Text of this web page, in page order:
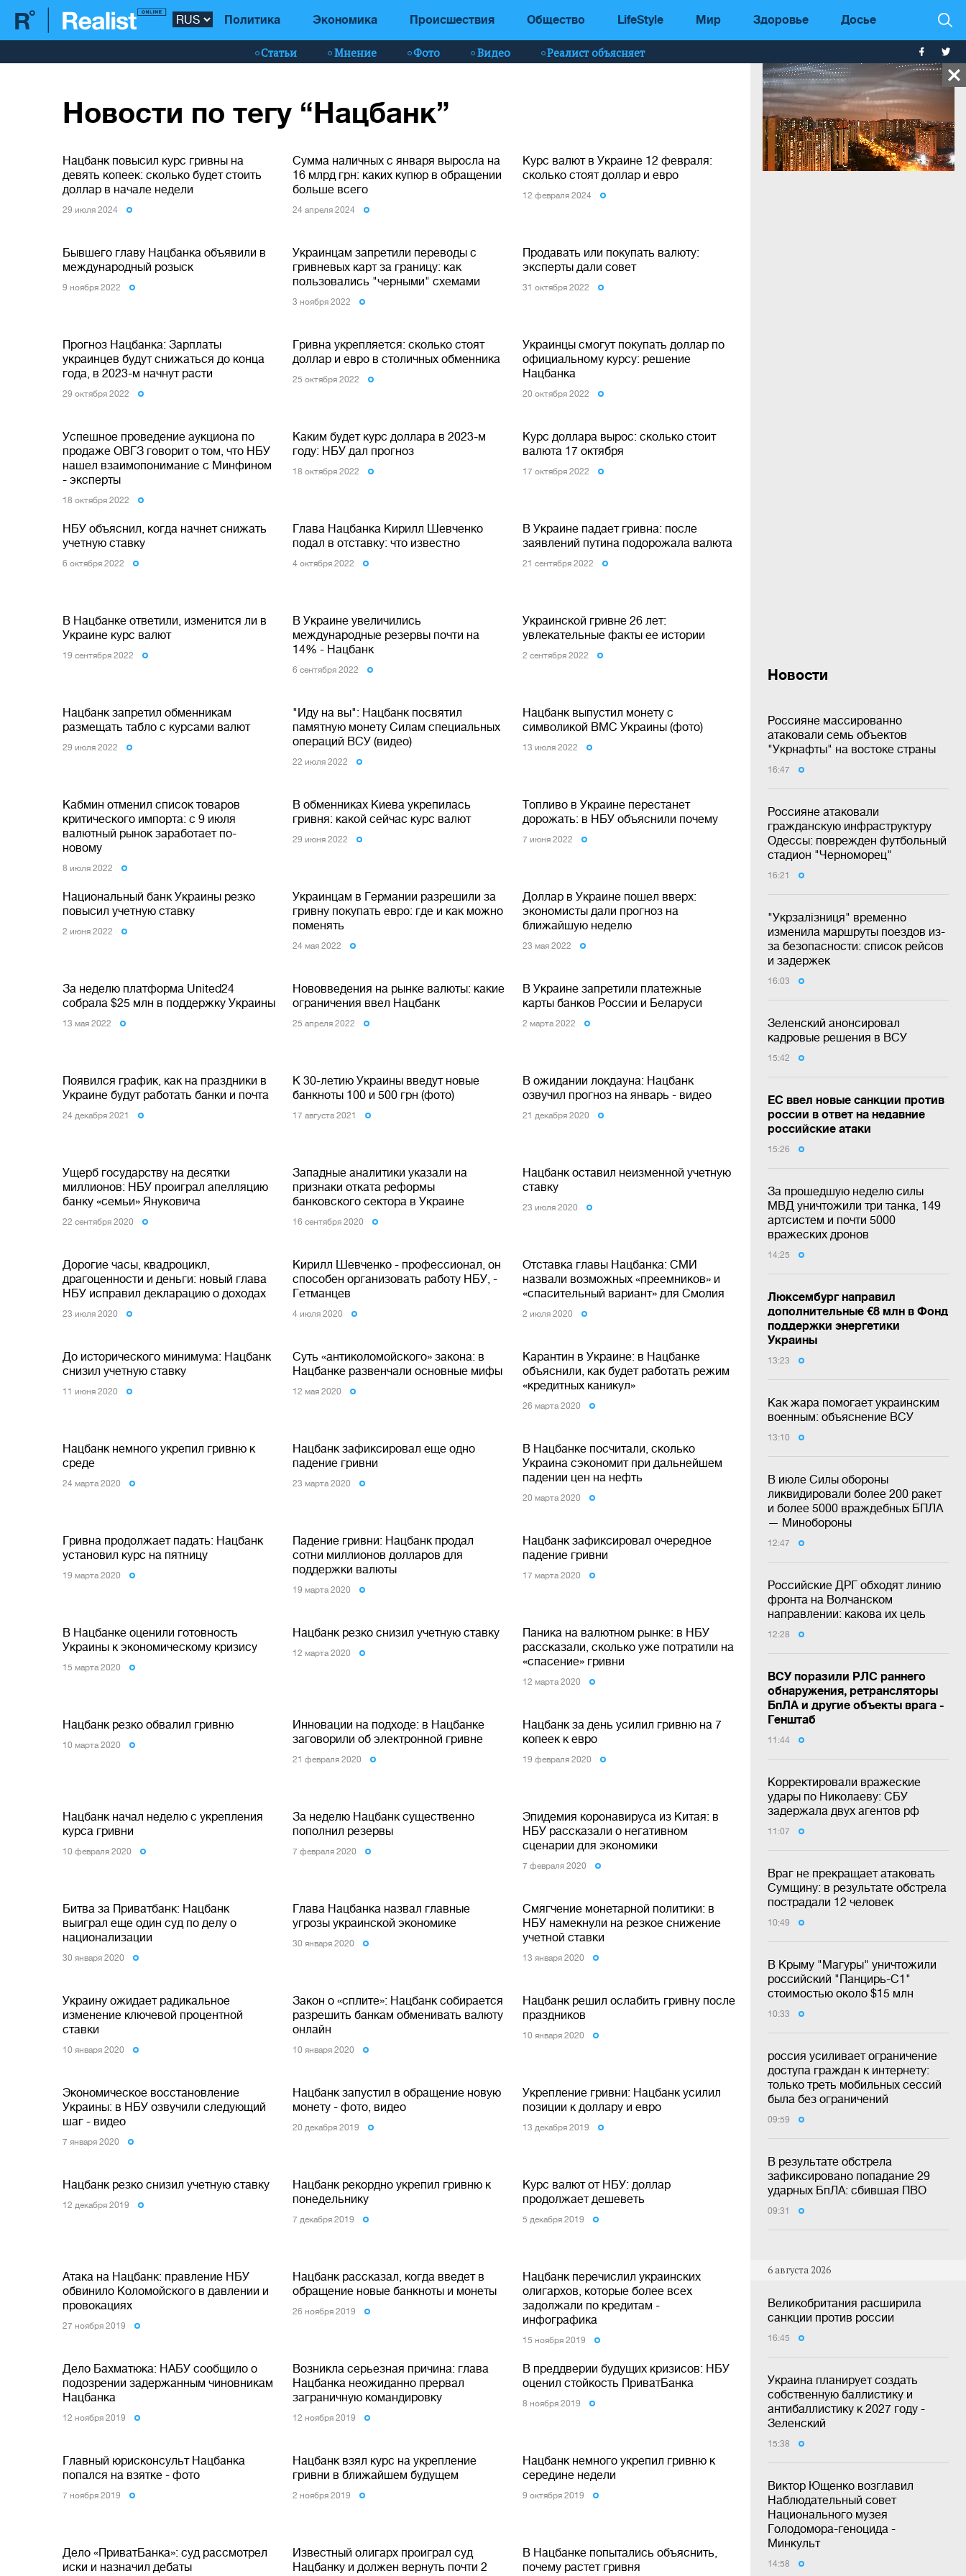
Политика Экономика Происшествия Общество LifeStyle Мир Здоровье Досье
Статьи Мнение Фото Видео Реалист объясняет
Новости
Россияне массированно
атаковали семь объектов
"Укрнафты" на востоке страны
16:47
Россияне атаковали
гражданскую инфраструктуру
Одессы: поврежден футбольный
стадион "Черноморец"
16:21
"Укрзалізниця" временно
изменила маршруты поездов из-
за безопасности: список рейсов
и задержек
16:03
Зеленский анонсировал
кадровые решения в ВСУ
15:42
ЕС ввел новые санкции против
россии в ответ на недавние
российские атаки
15:26
За прошедшую неделю силы
МВД уничтожили три танка, 149
артсистем и почти 5000
вражеских дронов
14:25
Люксембург направил
дополнительные €8 млн в Фонд
поддержки энергетики
Украины
13:23
Как жара помогает украинским
военным: объяснение ВСУ
13:10
В июле Силы обороны
ликвидировали более 200 ракет
и более 5000 враждебных БПЛА
— Минобороны
12:47
Российские ДРГ обходят линию
фронта на Волчанском
направлении: какова их цель
12:28
ВСУ поразили РЛС раннего
обнаружения, ретрансляторы
БпЛА и другие объекты врага -
Генштаб
11:44
Корректировали вражеские
удары по Николаеву: СБУ
задержала двух агентов рф
11:07
Враг не прекращает атаковать
Сумщину: в результате обстрела
пострадали 12 человек
10:49
В Крыму "Магуры" уничтожили
российский "Панцирь-С1"
стоимостью около $15 млн
10:33
россия усиливает ограничение
доступа граждан к интернету:
только треть мобильных сессий
была без ограничений
09:59
В результате обстрела
зафиксировано попадание 29
ударных БпЛА: сбившая ПВО
09:31
6 августа 2026
Великобритания расширила
санкции против россии
16:45
Украина планирует создать
собственную баллистику и
антибаллистику к 2027 году -
Зеленский
15:38
Виктор Ющенко возглавил
Наблюдательный совет
Национального музея
Голодомора-геноцида -
Минкульт
14:58
Новости по тегу “Нацбанк”
Нацбанк повысил курс гривны на
девять копеек: сколько будет стоить
доллар в начале недели
29 июля 2024
Сумма наличных с января выросла на
16 млрд грн: каких купюр в обращении
больше всего
24 апреля 2024
Курс валют в Украине 12 февраля:
сколько стоят доллар и евро
12 февраля 2024
Бывшего главу Нацбанка объявили в
международный розыск
9 ноября 2022
Украинцам запретили переводы с
гривневых карт за границу: как
пользовались "черными" схемами
3 ноября 2022
Продавать или покупать валюту:
эксперты дали совет
31 октября 2022
Прогноз Нацбанка: Зарплаты
украинцев будут снижаться до конца
года, в 2023-м начнут расти
29 октября 2022
Гривна укрепляется: сколько стоят
доллар и евро в столичных обменника
25 октября 2022
Украинцы смогут покупать доллар по
официальному курсу: решение
Нацбанка
20 октября 2022
Успешное проведение аукциона по
продаже ОВГЗ говорит о том, что НБУ
нашел взаимопонимание с Минфином
- эксперты
18 октября 2022
Каким будет курс доллара в 2023-м
году: НБУ дал прогноз
18 октября 2022
Курс доллара вырос: сколько стоит
валюта 17 октября
17 октября 2022
НБУ объяснил, когда начнет снижать
учетную ставку
6 октября 2022
Глава Нацбанка Кирилл Шевченко
подал в отставку: что известно
4 октября 2022
В Украине падает гривна: после
заявлений путина подорожала валюта
21 сентября 2022
В Нацбанке ответили, изменится ли в
Украине курс валют
19 сентября 2022
В Украине увеличились
международные резервы почти на
14% - Нацбанк
6 сентября 2022
Украинской гривне 26 лет:
увлекательные факты ее истории
2 сентября 2022
Нацбанк запретил обменникам
размещать табло с курсами валют
29 июля 2022
"Иду на вы": Нацбанк посвятил
памятную монету Силам специальных
операций ВСУ (видео)
22 июля 2022
Нацбанк выпустил монету с
символикой ВМС Украины (фото)
13 июля 2022
Кабмин отменил список товаров
критического импорта: с 9 июля
валютный рынок заработает по-
новому
8 июля 2022
В обменниках Киева укрепилась
гривня: какой сейчас курс валют
29 июня 2022
Топливо в Украине перестанет
дорожать: в НБУ объяснили почему
7 июня 2022
Национальный банк Украины резко
повысил учетную ставку
2 июня 2022
Украинцам в Германии разрешили за
гривну покупать евро: где и как можно
поменять
24 мая 2022
Доллар в Украине пошел вверх:
экономисты дали прогноз на
ближайшую неделю
23 мая 2022
За неделю платформа United24
собрала $25 млн в поддержку Украины
13 мая 2022
Нововведения на рынке валюты: какие
ограничения ввел Нацбанк
25 апреля 2022
В Украине запретили платежные
карты банков России и Беларуси
2 марта 2022
Появился график, как на праздники в
Украине будут работать банки и почта
24 декабря 2021
К 30-летию Украины введут новые
банкноты 100 и 500 грн (фото)
17 августа 2021
В ожидании локдауна: Нацбанк
озвучил прогноз на январь - видео
21 декабря 2020
Ущерб государству на десятки
миллионов: НБУ проиграл апелляцию
банку «семьи» Януковича
22 сентября 2020
Западные аналитики указали на
признаки отката реформы
банковского сектора в Украине
16 сентября 2020
Нацбанк оставил неизменной учетную
ставку
23 июля 2020
Дорогие часы, квадроцикл,
драгоценности и деньги: новый глава
НБУ исправил декларацию о доходах
23 июля 2020
Кирилл Шевченко - профессионал, он
способен организовать работу НБУ, -
Гетманцев
4 июля 2020
Отставка главы Нацбанка: СМИ
назвали возможных «преемников» и
«спасительный вариант» для Смолия
2 июля 2020
До исторического минимума: Нацбанк
снизил учетную ставку
11 июня 2020
Суть «антиколомойского» закона: в
Нацбанке развенчали основные мифы
12 мая 2020
Карантин в Украине: в Нацбанке
объяснили, как будет работать режим
«кредитных каникул»
26 марта 2020
Нацбанк немного укрепил гривню к
среде
24 марта 2020
Нацбанк зафиксировал еще одно
падение гривни
23 марта 2020
В Нацбанке посчитали, сколько
Украина сэкономит при дальнейшем
падении цен на нефть
20 марта 2020
Гривна продолжает падать: Нацбанк
установил курс на пятницу
19 марта 2020
Падение гривни: Нацбанк продал
сотни миллионов долларов для
поддержки валюты
19 марта 2020
Нацбанк зафиксировал очередное
падение гривни
17 марта 2020
В Нацбанке оценили готовность
Украины к экономическому кризису
15 марта 2020
Нацбанк резко снизил учетную ставку
12 марта 2020
Паника на валютном рынке: в НБУ
рассказали, сколько уже потратили на
«спасение» гривни
12 марта 2020
Нацбанк резко обвалил гривню
10 марта 2020
Инновации на подходе: в Нацбанке
заговорили об электронной гривне
21 февраля 2020
Нацбанк за день усилил гривню на 7
копеек к евро
19 февраля 2020
Нацбанк начал неделю с укрепления
курса гривни
10 февраля 2020
За неделю Нацбанк существенно
пополнил резервы
7 февраля 2020
Эпидемия коронавируса из Китая: в
НБУ рассказали о негативном
сценарии для экономики
7 февраля 2020
Битва за Приватбанк: Нацбанк
выиграл еще один суд по делу о
национализации
30 января 2020
Глава Нацбанка назвал главные
угрозы украинской экономике
30 января 2020
Смягчение монетарной политики: в
НБУ намекнули на резкое снижение
учетной ставки
13 января 2020
Украину ожидает радикальное
изменение ключевой процентной
ставки
10 января 2020
Закон о «сплите»: Нацбанк собирается
разрешить банкам обменивать валюту
онлайн
10 января 2020
Нацбанк решил ослабить гривну после
праздников
10 января 2020
Экономическое восстановление
Украины: в НБУ озвучили следующий
шаг - видео
7 января 2020
Нацбанк запустил в обращение новую
монету - фото, видео
20 декабря 2019
Укрепление гривни: Нацбанк усилил
позиции к доллару и евро
13 декабря 2019
Нацбанк резко снизил учетную ставку
12 декабря 2019
Нацбанк рекордно укрепил гривню к
понедельнику
7 декабря 2019
Курс валют от НБУ: доллар
продолжает дешеветь
5 декабря 2019
Атака на Нацбанк: правление НБУ
обвинило Коломойского в давлении и
провокациях
27 ноября 2019
Нацбанк рассказал, когда введет в
обращение новые банкноты и монеты
26 ноября 2019
Нацбанк перечислил украинских
олигархов, которые более всех
задолжали по кредитам -
инфографика
15 ноября 2019
Дело Бахматюка: НАБУ сообщило о
подозрении задержанным чиновникам
Нацбанка
12 ноября 2019
Возникла серьезная причина: глава
Нацбанка неожиданно прервал
заграничную командировку
12 ноября 2019
В преддверии будущих кризисов: НБУ
оценил стойкость ПриватБанка
8 ноября 2019
Главный юрисконсульт Нацбанка
попался на взятке - фото
7 ноября 2019
Нацбанк взял курс на укрепление
гривни в ближайшем будущем
2 ноября 2019
Нацбанк немного укрепил гривню к
середине недели
9 октября 2019
Дело «ПриватБанка»: суд рассмотрел
иски и назначил дебаты
Известный олигарх проиграл суд
Нацбанку и должен вернуть почти 2
В Нацбанке попытались объяснить,
почему растет гривня